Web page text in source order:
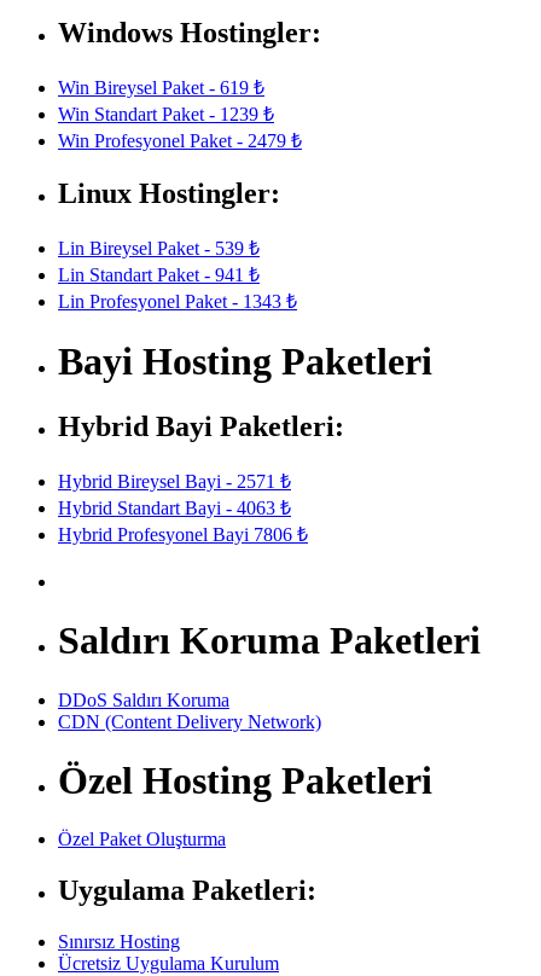
Windows Hostingler:
Win Bireysel Paket - 619 ₺
Win Standart Paket - 1239 ₺
Win Profesyonel Paket - 2479 ₺
Linux Hostingler:
Lin Bireysel Paket - 539 ₺
Lin Standart Paket - 941 ₺
Lin Profesyonel Paket - 1343 ₺
Bayi Hosting Paketleri
Hybrid Bayi Paketleri:
Hybrid Bireysel Bayi - 2571 ₺
Hybrid Standart Bayi - 4063 ₺
Hybrid Profesyonel Bayi 7806 ₺
Saldırı Koruma Paketleri
DDoS Saldırı Koruma
CDN (Content Delivery Network)
Özel Hosting Paketleri
Özel Paket Oluşturma
Uygulama Paketleri:
Sınırsız Hosting
Ücretsiz Uygulama Kurulum